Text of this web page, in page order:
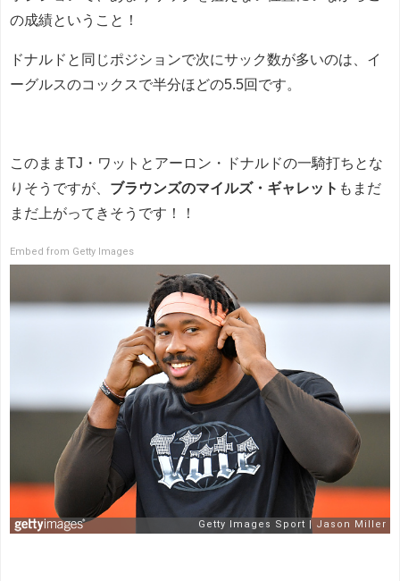
の成績ということ！
ドナルドと同じポジションで次にサック数が多いのは、イ
ーグルスのコックスで半分ほどの5.5回です。
このままTJ・ワットとアーロン・ドナルドの一騎打ちとな
りそうですが、 ブラウンズのマイルズ・ギャレット もまだ
まだ上がってきそうです！！
Embed from Getty Images